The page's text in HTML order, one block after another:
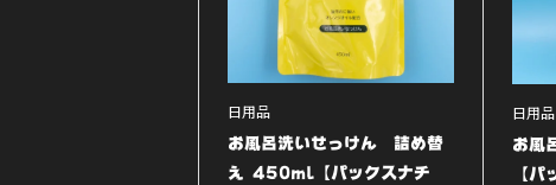
日用品
お風呂洗いせっけん 詰め替
え 450ml【パックスナチ
日用品
お風
【パ